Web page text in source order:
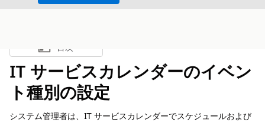
目次を表示
目次
IT サービスカレンダーのイベン
ト種別の設定
システム管理者は、IT サービスカレンダーでスケジュールおよび